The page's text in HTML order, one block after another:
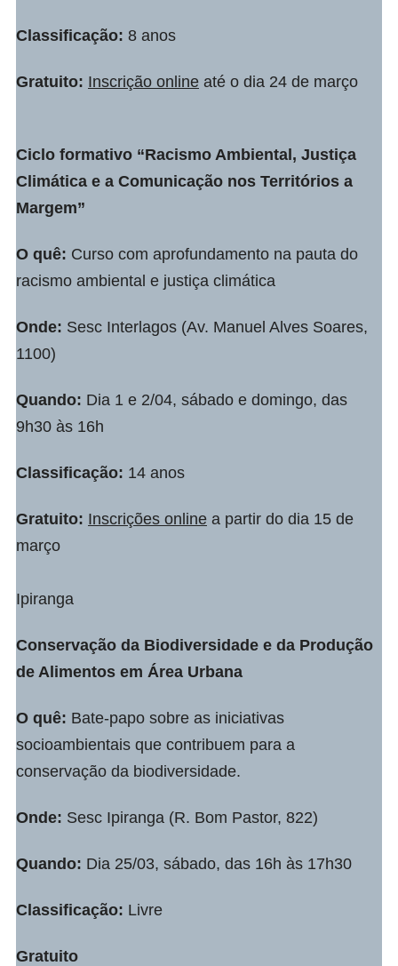
Classificação: 8 anos
Gratuito: Inscrição online até o dia 24 de março
Ciclo formativo “Racismo Ambiental, Justiça
Climática e a Comunicação nos Territórios a
Margem”
O quê: Curso com aprofundamento na pauta do
racismo ambiental e justiça climática
Onde: Sesc Interlagos (Av. Manuel Alves Soares,
1100)
Quando: Dia 1 e 2/04, sábado e domingo, das
9h30 às 16h
Classificação: 14 anos
Gratuito: Inscrições online a partir do dia 15 de
março
Ipiranga
Conservação da Biodiversidade e da Produção
de Alimentos em Área Urbana
O quê: Bate-papo sobre as iniciativas
socioambientais que contribuem para a
conservação da biodiversidade.
Onde: Sesc Ipiranga (R. Bom Pastor, 822)
Quando: Dia 25/03, sábado, das 16h às 17h30
Classificação: Livre
Gratuito